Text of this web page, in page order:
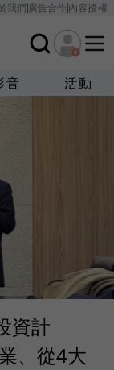
我們廣告合作內容授權
音 活動
資計
、從4大